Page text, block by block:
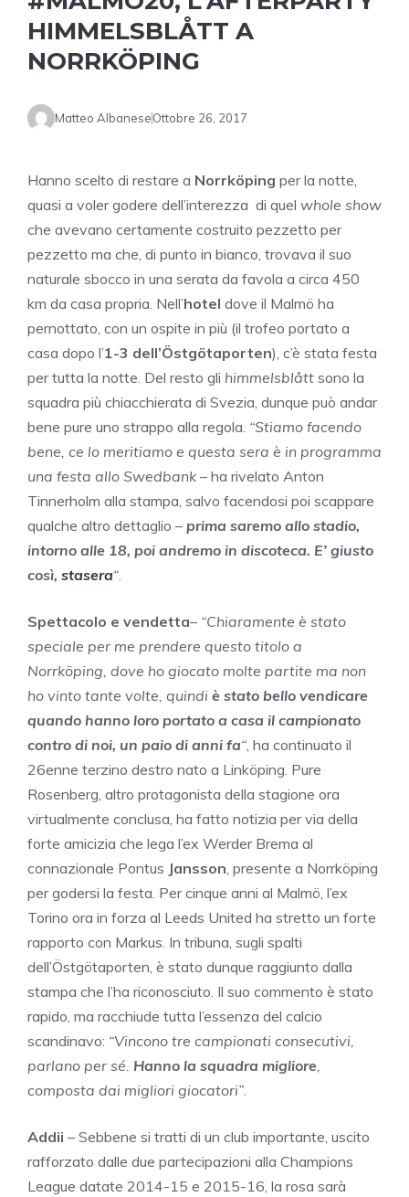
HIMMELSBLÅTT A
NORRKÖPING
Matteo AlbaneseOttobre 26, 2017
Hanno scelto di restare a Norrköping per la notte,
quasi a voler godere dell’interezza di quel whole show
che avevano certamente costruito pezzetto per
pezzetto ma che, di punto in bianco, trovava il suo
naturale sbocco in una serata da favola a circa 450
km da casa propria. Nell’hotel dove il Malmö ha
pernottato, con un ospite in più (il trofeo portato a
casa dopo l’1-3 dell’Östgötaporten), c’è stata festa
per tutta la notte. Del resto gli himmelsblått sono la
squadra più chiacchierata di Svezia, dunque può andar
bene pure uno strappo alla regola. “Stiamo facendo
bene, ce lo meritiamo e questa sera è in programma
una festa allo Swedbank – ha rivelato Anton
Tinnerholm alla stampa, salvo facendosi poi scappare
qualche altro dettaglio – prima saremo allo stadio,
intorno alle 18, poi andremo in discoteca. E’ giusto
così, stasera“.
Spettacolo e vendetta– “Chiaramente è stato
speciale per me prendere questo titolo a
Norrköping, dove ho giocato molte partite ma non
ho vinto tante volte, quindi è stato bello vendicare
quando hanno loro portato a casa il campionato
contro di noi, un paio di anni fa“, ha continuato il
26enne terzino destro nato a Linköping. Pure
Rosenberg, altro protagonista della stagione ora
virtualmente conclusa, ha fatto notizia per via della
forte amicizia che lega l’ex Werder Brema al
connazionale Pontus Jansson, presente a Norrköping
per godersi la festa. Per cinque anni al Malmö, l’ex
Torino ora in forza al Leeds United ha stretto un forte
rapporto con Markus. In tribuna, sugli spalti
dell’Östgötaporten, è stato dunque raggiunto dalla
stampa che l’ha riconosciuto. Il suo commento è stato
rapido, ma racchiude tutta l’essenza del calcio
scandinavo: “Vincono tre campionati consecutivi,
parlano per sé. Hanno la squadra migliore,
composta dai migliori giocatori”.
Addii – Sebbene si tratti di un club importante, uscito
rafforzato dalle due partecipazioni alla Champions
League datate 2014-15 e 2015-16, la rosa sarà